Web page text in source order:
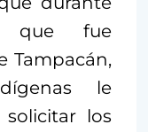
que fue
Tampacán,
le
los